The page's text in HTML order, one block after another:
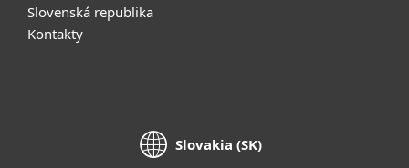
Slovenská republika
Kontakty
Slovakia (SK)